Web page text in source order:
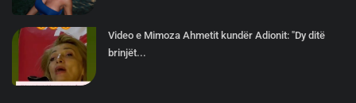
Video e Mimoza Ahmetit kundër Adionit: "Dy ditë
brinjët...